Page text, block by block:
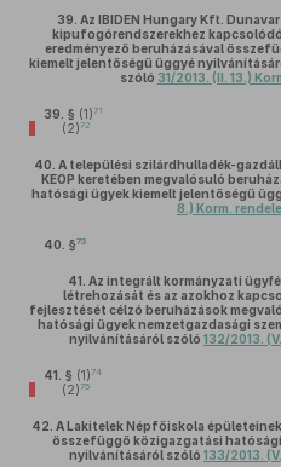
39. Az IBIDEN Hungary Kft.
kipufogórendszerekhez
eredményező beruházásával
kiemelt jelentőségű üggyé
szóló 31/2013. (II. 13.)
39. § (1)71
(2)72
40. A települési szilárdhulladék-
KEOP keretében megvalósuló
hatósági ügyek kiemelt jelentőségű
8.) Korm.
40. §73
41. Az integrált kormányzati
létrehozását és az azokhoz
fejlesztését célzó beruházások
hatósági ügyek nemzetgazdasági
nyilvánításáról szóló 132/2013.
41. § (1)74
(2)75
42. A Lakitelek Népfőiskola
összefüggő közigazgatási
nyilvánításáról szóló 133/2013.